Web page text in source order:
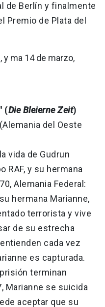
de Berlín y finalmente
Premio de Plata del
y ma 14 de marzo,
(Die Bleierne Zeit)
del Oeste
vida de Gudrun
RAF, y su hermana
Alemania Federal:
hermana Marianne,
terrorista y vive
de su estrecha
cada vez
es capturada.
terminan
Marianne se suicida
aceptar que su